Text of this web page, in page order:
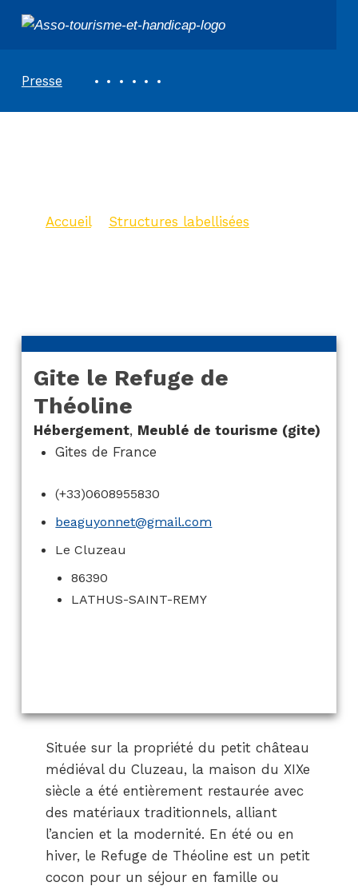
ASSOCIATION TOURISME ET HANDICAPS
Presse
Accueil> Structures labellisées
Gite le Refuge de
Théoline
Hébergement, Meublé de tourisme (gite)
Gites de France
(+33)0608955830
beaguyonnet@gmail.com
Le Cluzeau
86390
LATHUS-SAINT-REMY
Située sur la propriété du petit château
médiéval du Cluzeau, la maison du XIXe
siècle a été entièrement restaurée avec
des matériaux traditionnels, alliant
l’ancien et la modernité. En été ou en
hiver, le Refuge de Théoline est un petit
cocon pour un séjour en famille ou